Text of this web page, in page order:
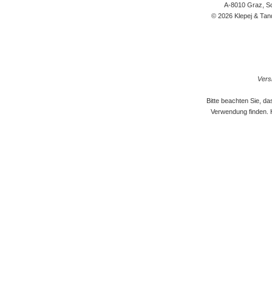
A-8010 Graz,
© 2026 Klepej &
Bitte beachten Sie,
Verwendung finden.